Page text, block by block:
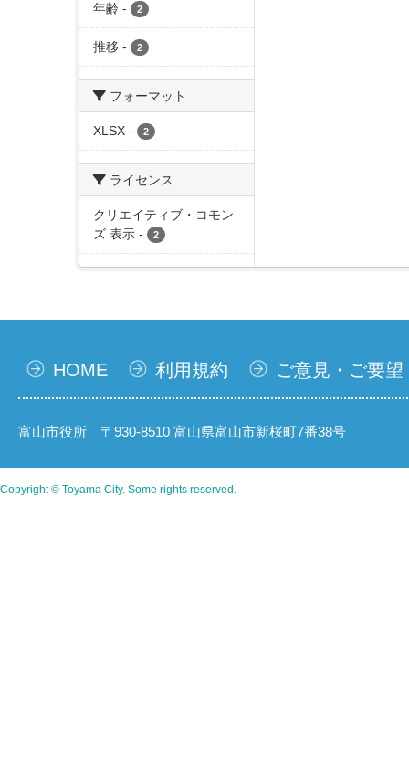
年齢 - 2
推移 - 2
フォーマット
XLSX - 2
ライセンス
クリエイティブ・コモン
ズ 表示 - 2
HOME 利用規約 ご意見・ご要望
富山市役所 〒930-8510 富山県富山市新桜町7番38号
Copyright © Toyama City. Some rights reserved.